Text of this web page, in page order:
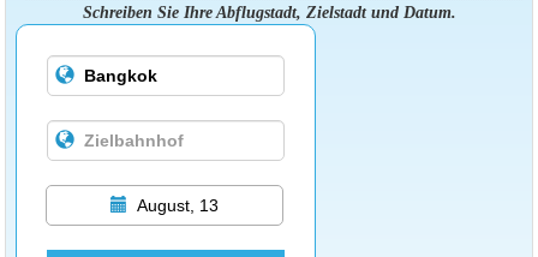
Schreiben Sie Ihre Abflugstadt, Zielstadt und Datum.
August, 13